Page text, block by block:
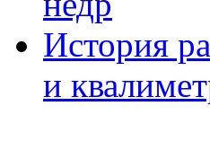
История
и